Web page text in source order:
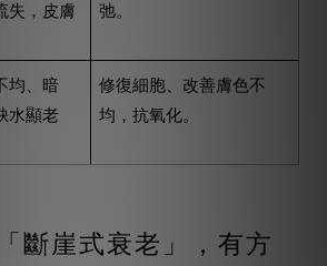
失，皮膚
弛。
均、暗
水顯老
修復細胞、改善膚色不
均，抗氧化。
斷崖式衰老」，有方